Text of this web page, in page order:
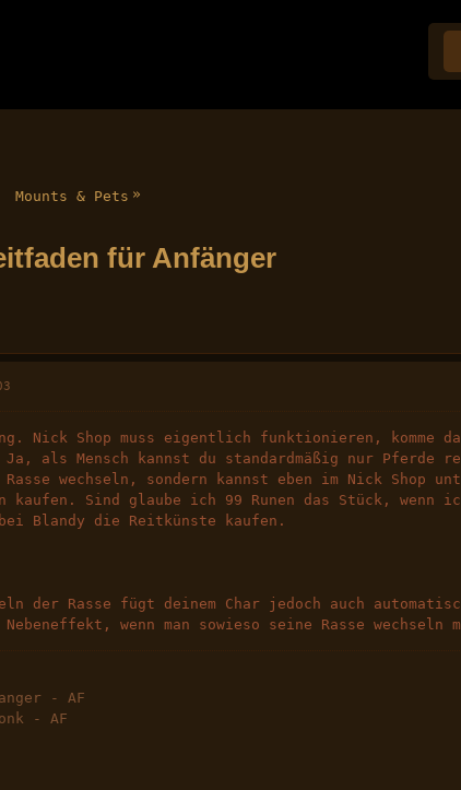
Mounts & Pets »
für Anfänger
Nick Shop muss eigentlich funktionieren, komme
Ja, als Mensch kannst du standardmäßig nur Pferde
wechseln, sondern kannst eben im Nick Shop
kaufen. Sind glaube ich 99 Runen das Stück, wenn
Blandy die Reitkünste kaufen.
der Rasse fügt deinem Char jedoch auch
wenn man sowieso seine Rasse wechseln
- AF
- AF